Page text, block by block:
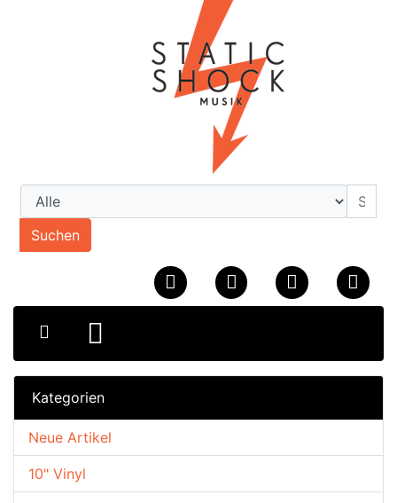
Suchen
Kategorien
10" Vinyl
Neue Artikel